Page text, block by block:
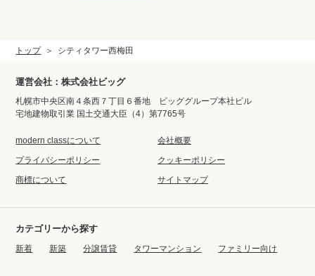
トップ シティタワー西梅田
運営会社：株式会社ビッグ
札幌市中央区南４条西７丁目６番地 ビッググループ本社ビル
宅地建物取引業 国土交通大臣（4）第7765号
modern classについて
会社概要
プライバシーポリシー
クッキーポリシー
商標について
サイトマップ
カテゴリーから探す
新着 新築 分譲賃貸 タワーマンション ファミリー向け